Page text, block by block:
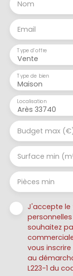
Nom
Email
Vente
Type d'offre
Maison
Type de bien
Arès 33740
Localisation
Budget max
Surface min
Pièces min
J'accepte le
souhaitez
vous
au
L223-1 du